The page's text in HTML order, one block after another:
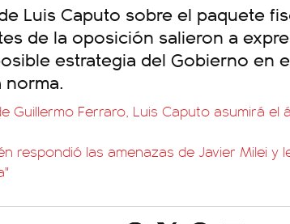
Luis Caputo sobre el paquete
de la oposición salieron a
estrategia del Gobierno en
Guillermo Ferraro, Luis Caputo asumirá el
respondió las amenazas de Javier Milei y